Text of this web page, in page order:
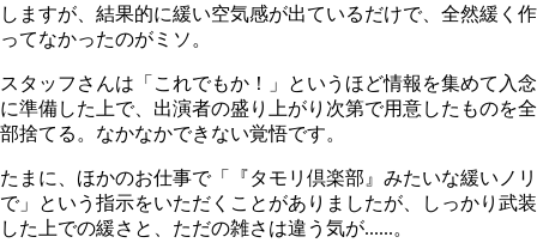
しますが、結果的に緩い空気感が出ているだけで、全然緩く作
ってなかったのがミソ。
スタッフさんは「これでもか！」というほど情報を集めて入念
に準備した上で、出演者の盛り上がり次第で用意したものを全
部捨てる。なかなかできない覚悟です。
たまに、ほかのお仕事で「『タモリ倶楽部』みたいな緩いノリ
で」という指示をいただくことがありましたが、しっかり武装
した上での緩さと、ただの雑さは違う気が......。